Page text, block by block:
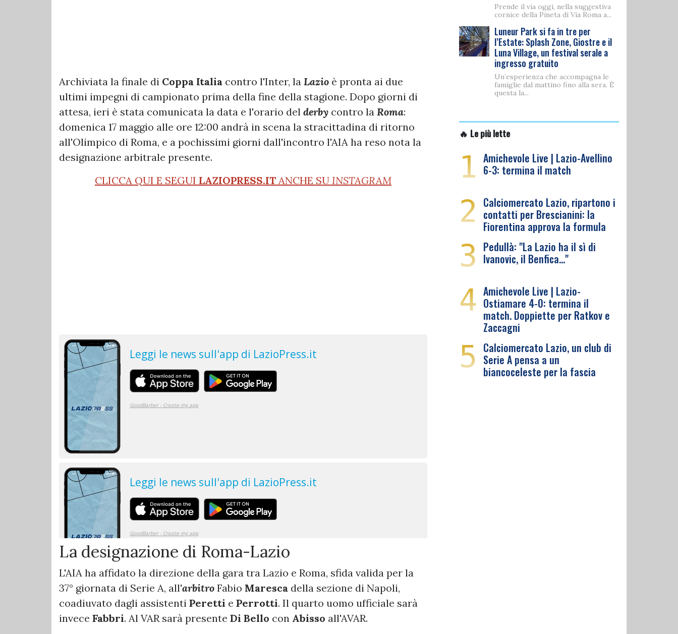
Archiviata la finale di Coppa Italia contro l'Inter, la Lazio è pronta ai due
ultimi impegni di campionato prima della fine della stagione. Dopo giorni di
attesa, ieri è stata comunicata la data e l'orario del derby contro la Roma:
domenica 17 maggio alle ore 12:00 andrà in scena la stracittadina di ritorno
all'Olimpico di Roma, e a pochissimi giorni dall'incontro l'AIA ha reso nota la
designazione arbitrale presente.
CLICCA QUI E SEGUI LAZIOPRESS.IT ANCHE SU INSTAGRAM
La designazione di Roma-Lazio
L'AIA ha affidato la direzione della gara tra Lazio e Roma, sfida valida per la
37° giornata di Serie A, all'arbitro Fabio Maresca della sezione di Napoli,
coadiuvato dagli assistenti Peretti e Perrotti. Il quarto uomo ufficiale sarà
invece Fabbri. Al VAR sarà presente Di Bello con Abisso all'AVAR.
Prende il via oggi, nella suggestiva
cornice della Pineta di Via Roma a...
Luneur Park si fa in tre per
l’Estate: Splash Zone, Giostre e il
Luna Village, un festival serale a
ingresso gratuito
Un’esperienza che accompagna le
famiglie dal mattino fino alla sera. È
questa la...
🔥 Le più lette
1 Amichevole Live | Lazio-Avellino
6-3: termina il match
2 Calciomercato Lazio, ripartono i
contatti per Brescianini: la
Fiorentina approva la formula
3 Pedullà: "La Lazio ha il sì di
Ivanovic, il Benfica…"
4 Amichevole Live | Lazio-
Ostiamare 4-0: termina il
match. Doppiette per Ratkov e
Zaccagni
5 Calciomercato Lazio, un club di
Serie A pensa a un
biancoceleste per la fascia